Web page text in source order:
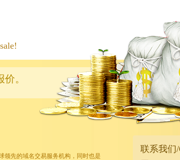
。
领先的域名交易服务机构，同时也是
联系我们/